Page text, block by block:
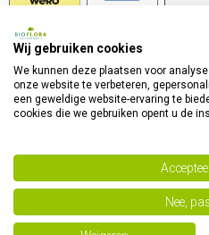
Powered by
Copyright 2026 Bioflora
Wij gebruiken cookies
We kunnen deze plaatsen voor
onze website te verbeteren,
een geweldige website-ervaring te
cookies die we gebruiken opent u de
Nee,